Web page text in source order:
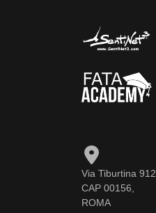
Via Tiburtina 912,
CAP 00156,
ROMA